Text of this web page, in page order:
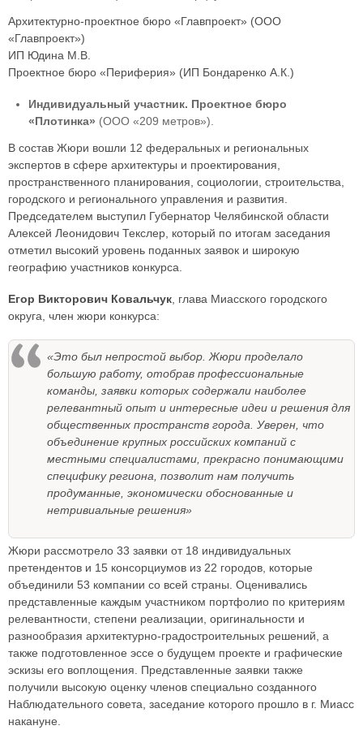
Архитектурно-проектное бюро «Главпроект» (ООО
«Главпроект»)
ИП Юдина М.В.
Проектное бюро «Периферия» (ИП Бондаренко А.К.)
Индивидуальный участник. Проектное бюро
«Плотинка» (ООО «209 метров»).
В состав Жюри вошли 12 федеральных и региональных
экспертов в сфере архитектуры и проектирования,
пространственного планирования, социологии, строительства,
городского и регионального управления и развития.
Председателем выступил Губернатор Челябинской области
Алексей Леонидович Текслер, который по итогам заседания
отметил высокий уровень поданных заявок и широкую
географию участников конкурса.
Егор Викторович Ковальчук , глава Миасского городского
округа, член жюри конкурса:
«Это был непростой выбор. Жюри проделало
большую работу, отобрав профессиональные
команды, заявки которых содержали наиболее
релевантный опыт и интересные идеи и решения для
общественных пространств города. Уверен, что
объединение крупных российских компаний с
местными специалистами, прекрасно понимающими
специфику региона, позволит нам получить
продуманные, экономически обоснованные и
нетривиальные решения»
Жюри рассмотрело 33 заявки от 18 индивидуальных
претендентов и 15 консорциумов из 22 городов, которые
объединили 53 компании со всей страны. Оценивались
представленные каждым участником портфолио по критериям
релевантности, степени реализации, оригинальности и
разнообразия архитектурно-градостроительных решений, а
также подготовленное эссе о будущем проекте и графические
эскизы его воплощения. Представленные заявки также
получили высокую оценку членов специально созданного
Наблюдательного совета, заседание которого прошло в г. Миасс
накануне.